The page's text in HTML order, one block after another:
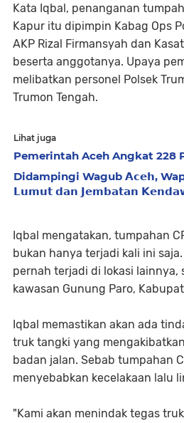
Kata Iqbal, penanganan
Kapur itu dipimpin Kabag Ops
AKP Rizal Firmansyah dan
beserta anggotanya. Upaya
melibatkan personel Polsek
Trumon Tengah.
Lihat juga
Pemerintah Aceh Angkat 228
Didampingi Wagub 𝗔𝗰𝗲𝗵,
𝗟𝘂𝗺𝘂𝘁 𝗱𝗮𝗻 𝗝𝗲𝗺𝗯𝗮𝘁𝗮𝗻
Iqbal mengatakan, tumpahan
bukan hanya terjadi kali ini
pernah terjadi di lokasi lainnya,
kawasan Gunung Paro,
Iqbal memastikan akan ada
truk tangki yang
badan jalan. Sebab tumpahan
menyebabkan kecelakaan lalu
"Kami akan menindak tegas